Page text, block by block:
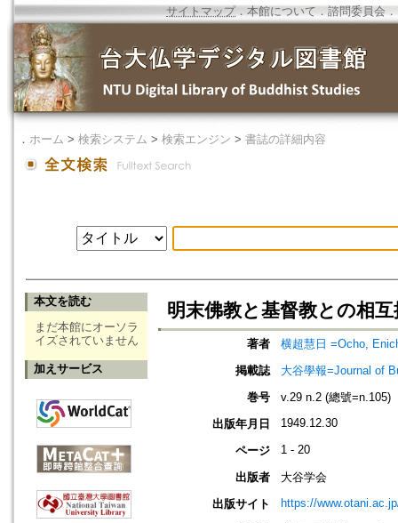
サイトマップ．本館について ． 諮問委員会 ．
． ホーム > 検索システム > 検索エンジン > 書誌の詳細内容
本文を読む
まだ本館にオーソラ
イズされていません
加えサービス
明末佛教と基督教との相互
著者
横超慧日 =Ocho,
掲載誌
大谷學報=Journal of
巻号
v.29 n.2 (總號=n.105)
出版年月日
1949.12.30
ページ 1 - 20
出版者
大谷学会
出版サイト
https://